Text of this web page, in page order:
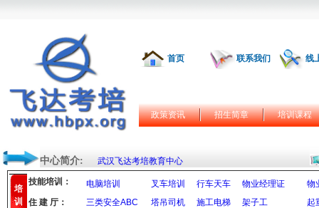
首页 联系我们 线
政策资讯 招生简章 培训课程
中心简介: 武汉飞达考培教育中心
培
训
技能培训： 电脑培训 叉车培训 行车天车 物业经理证
物
三类安全ABC
塔吊司机 施工电梯 架子工
起
住 建 厅：